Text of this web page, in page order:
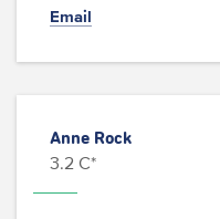
Email
Anne Rock
3.2 C*